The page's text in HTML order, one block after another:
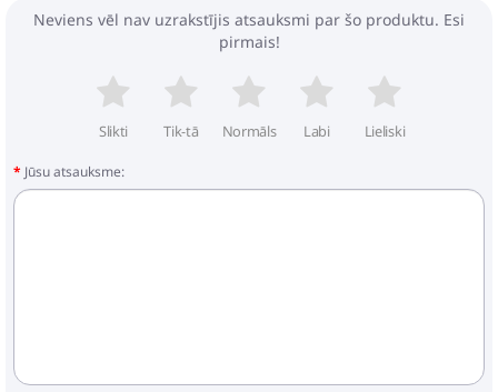
Neviens vēl nav uzrakstījis atsauksmi par šo produktu. Esi
pirmais!
Slikti Tik-tā Normāls Labi Lieliski
Jūsu atsauksme: